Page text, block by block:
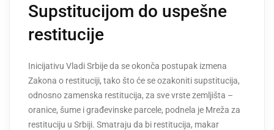
Supstitucijom do uspešne
restitucije
Inicijativu Vladi Srbije da se okonča postupak izmena
Zakona o restituciji, tako što će se ozakoniti supstitucija,
odnosno zamenska restitucija, za sve vrste zemljišta –
oranice, šume i građevinske parcele, podnela je Mreža za
restituciju u Srbiji. Smatraju da bi restitucija, makar